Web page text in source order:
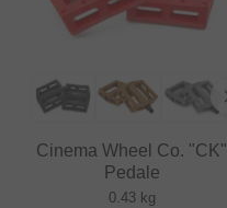
Cinema Wheel Co. "CK"
Pedale
0.43 kg